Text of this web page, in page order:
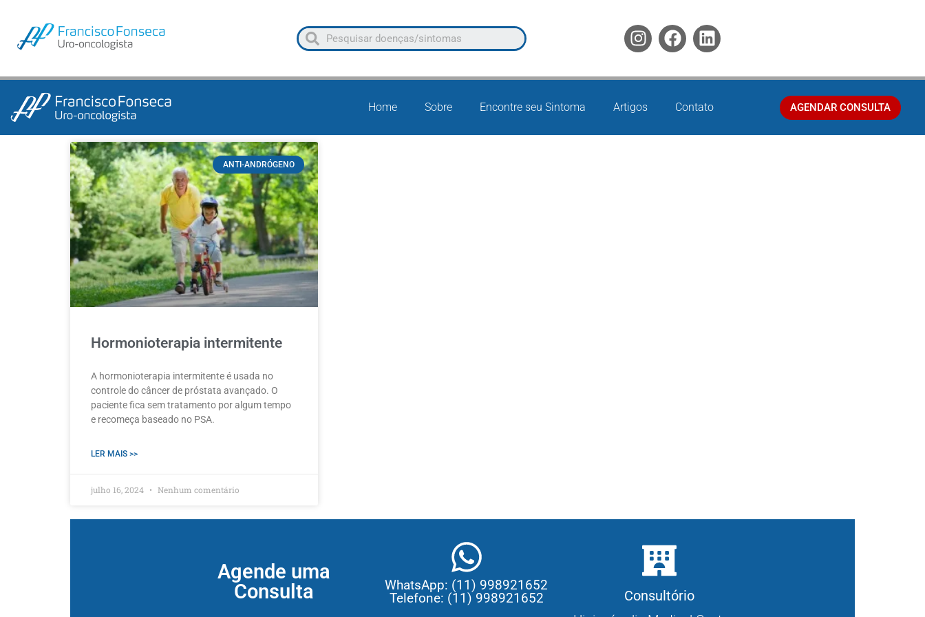
Home Sobre Encontre seu Sintoma Artigos Contato AGENDAR CONSULTA
ANTI-ANDRÓGENO
Hormonioterapia intermitente
A hormonioterapia intermitente é usada no
controle do câncer de próstata avançado. O
paciente fica sem tratamento por algum tempo
e recomeça baseado no PSA.
LER MAIS >>
julho 16, 2024 Nenhum comentário
Agende uma
Consulta
WhatsApp: (11) 998921652
Telefone: (11) 998921652
Consultório